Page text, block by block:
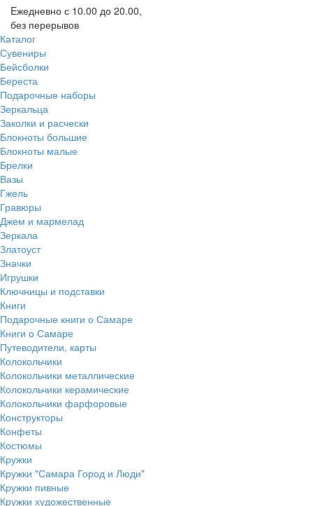
Eжедневно с 10.00 до 20.00,
без перерывов
Каталог
Сувениры
Бейсболки
Береста
Подарочные наборы
Зеркальца
Заколки и расчески
Блокноты большие
Блокноты малые
Брелки
Вазы
Гжель
Гравюры
Джем и мармелад
Зеркала
Златоуст
Значки
Игрушки
Ключницы и подставки
Книги
Подарочные книги о Самаре
Книги о Самаре
Путеводители, карты
Колокольчики
Колокольчики металлические
Колокольчики керамические
Колокольчики фарфоровые
Конструкторы
Конфеты
Костюмы
Кружки
Кружки "Самара Город и Люди"
Кружки пивные
Кружки художественные